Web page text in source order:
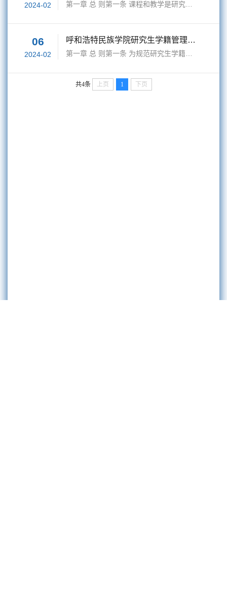
2024-02
06
2024-02
呼和浩特民族学院研究生学籍管理办法
共4条 上页 1 下页